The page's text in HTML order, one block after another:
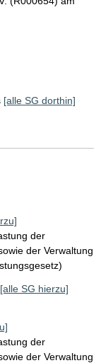
[alle SG dorthin]
der
der Verwaltung
[alle SG hierzu]
der
der Verwaltung